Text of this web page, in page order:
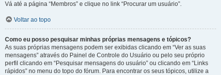
Vá até a página “Membros” e clique no link “Procurar um usuário”.
Voltar ao topo
Como eu posso pesquisar minhas próprias mensagens e tópicos?
As suas próprias mensagens podem ser exibidas clicando em “Ver as suas
mensagens” através do Painel de Controle do Usuário ou pelo seu próprio
perfil clicando em “Pesquisar mensagens do usuário” ou clicando em “Links
rápidos” no menu do topo do fórum. Para encontrar os seus tópicos, utilize a